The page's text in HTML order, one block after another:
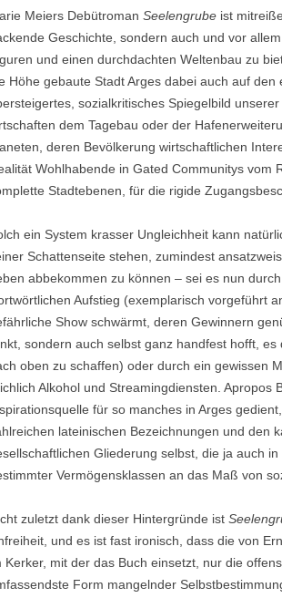
Meiers Debütroman Seelengrube ist
Geschichte, sondern auch und vor
und einen durchdachten Weltenbau zu
Höhe gebaute Stadt Arges dabei auch auf
sozialkritisches Spiegelbild
dem Tagebau oder der
deren Bevölkerung wirtschaftlichen
Wohlhabende in Gated Communitys vom
Stadtebenen, für die rigide
ein System krasser Ungleichheit kann
Schattenseite stehen, zumindest
abbekommen zu können – sei es nun
Aufstieg (exemplarisch vorgeführt
Show schwärmt, deren Gewinnern
sondern auch selbst ganz handfest hofft,
oben zu schaffen) oder durch ein gewissen
Alkohol und Streamingdiensten. Apropos
für so manches in Arges
lateinischen Bezeichnungen und den
Gliederung selbst, die ja auch
Vermögensklassen an das Maß von
zuletzt dank dieser Hintergründe ist
und es ist fast ironisch, dass die von
Kerker, mit der das Buch einsetzt, nur die
Form mangelnder